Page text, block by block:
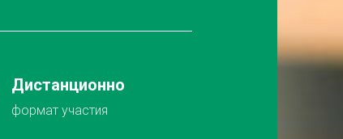
Дистанционно
формат участия